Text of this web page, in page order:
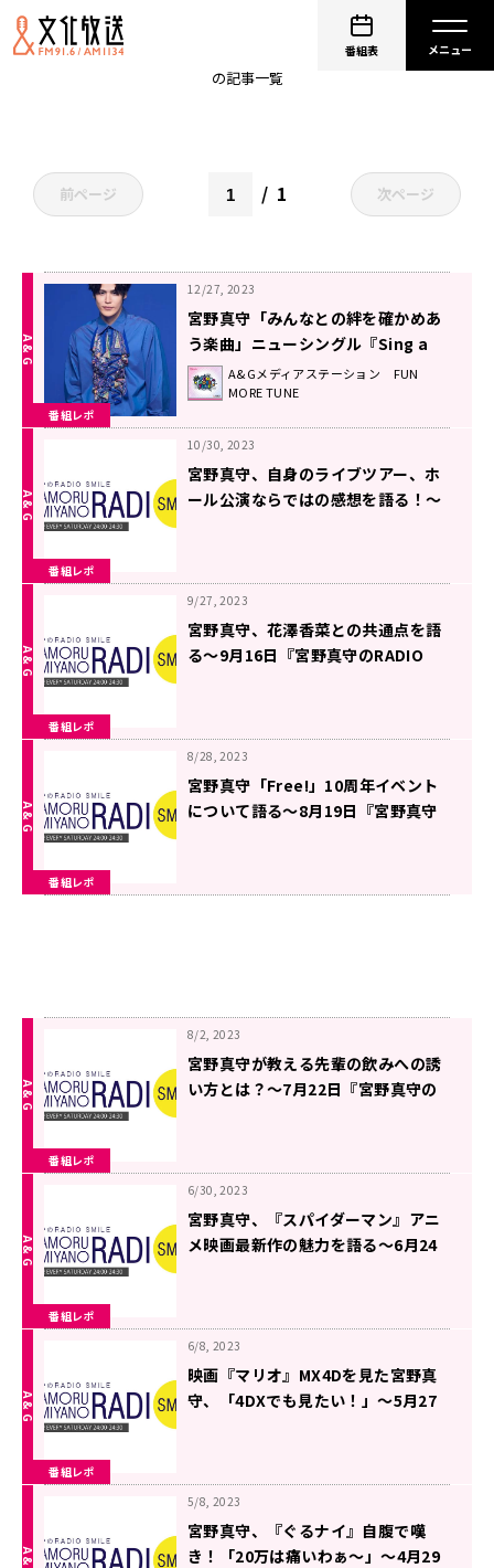
番組表
宮野真守のRADIO SMILE
の記事一覧
前ページ 1 次ページ
番組レポ
12/27, 2023
宮野真守「みんなとの絆を確かめあ
う楽曲」ニューシングル『Sing a
song together』に込めた想い！
A&Gメディアステーション FUN
MORE TUNE
番組レポ
10/30, 2023
宮野真守、自身のライブツアー、ホ
ール公演ならではの感想を語る！〜
番組レポ
9/27, 2023
宮野真守、花澤香菜との共通点を語
る〜9月16日『宮野真守のRADIO
番組レポ
8/28, 2023
宮野真守「Free!」10周年イベント
について語る〜8月19日『宮野真守
番組レポ
8/2, 2023
宮野真守が教える先輩の飲みへの誘
い方とは？〜7月22日『宮野真守の
番組レポ
6/30, 2023
宮野真守、『スパイダーマン』アニ
メ映画最新作の魅力を語る〜6月24
番組レポ
6/8, 2023
映画『マリオ』MX4Dを見た宮野真
守、「4DXでも見たい！」〜5月27
5/8, 2023
宮野真守、『ぐるナイ』自腹で嘆
き！「20万は痛いわぁ〜」〜4月29